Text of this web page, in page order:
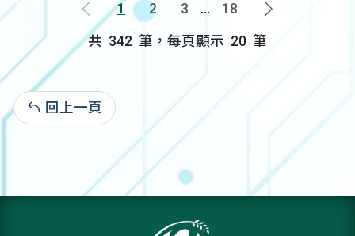
上一頁
1 2 3 ... 18
下一頁
共 342 筆，每頁顯示 20 筆
回上一頁